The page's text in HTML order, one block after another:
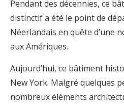
Pendant des décennies, ce
distinctif a été le point de
Néerlandais en quête d’une
aux Amériques.
Aujourd’hui, ce bâtiment
New York. Malgré quelques
nombreux éléments